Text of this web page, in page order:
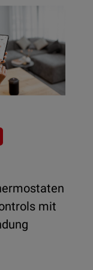
mit